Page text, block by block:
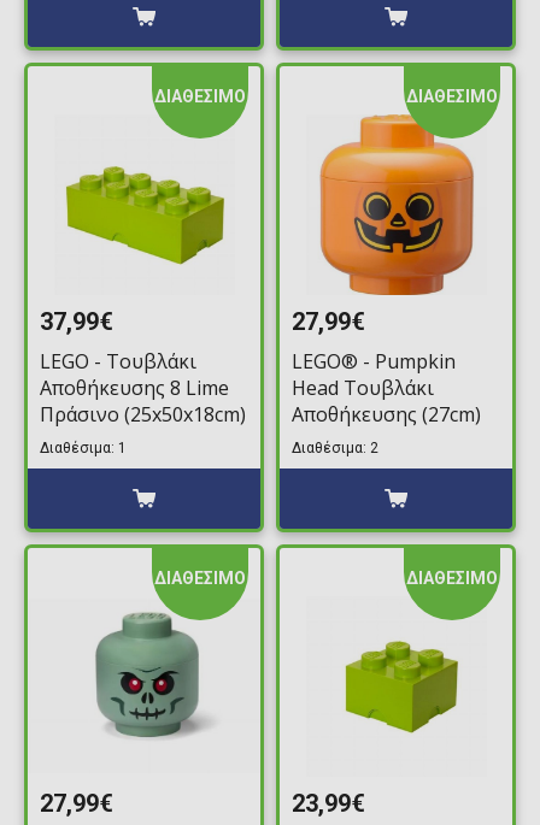
ΔΙΑΘΕΣΙΜΟ
37,99€
LEGO - Τουβλάκι
Αποθήκευσης 8 Lime
Πράσινο (25x50x18cm)
Διαθέσιμα: 1
ΔΙΑΘΕΣΙΜΟ
27,99€
LEGO® - Pumpkin
Head Τουβλάκι
Αποθήκευσης (27cm)
Διαθέσιμα: 2
ΔΙΑΘΕΣΙΜΟ
27,99€
ΔΙΑΘΕΣΙΜΟ
23,99€